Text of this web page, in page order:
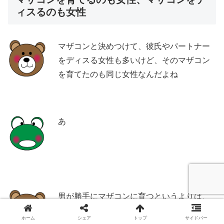
ィスるのも女性
マザコンと決めつけて、彼氏やパートナー
をディスる女性も多いけど、そのマザコン
を育てたのも同じ女性なんだよね
あ
男が勝手にマザコンに育つというよりは、
母親が息子を育ててる訳でしょ？
ホーム シェア トップ サイドバー